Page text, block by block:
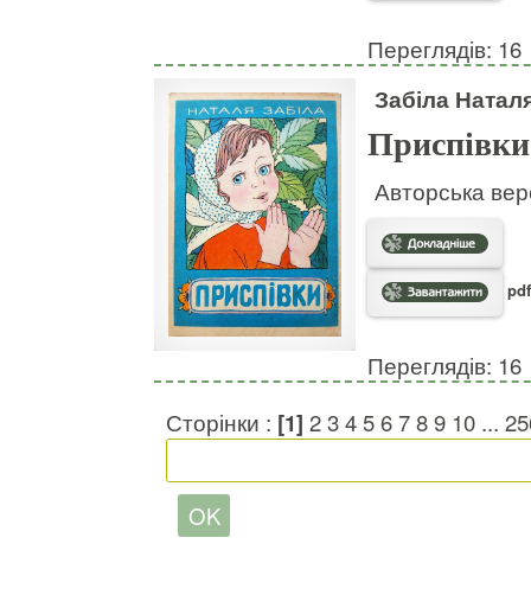
Переглядів: 16
Забіла
Приспівки
Авторська
Переглядів: 16
Сторінки : [1] 23456789 10 ...